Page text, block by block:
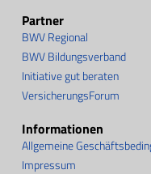
Informationen
Allgemeine
Impressum
Partner
BWV Regional
BWV Bildungsverband
Initiative gut beraten
VersicherungsForum